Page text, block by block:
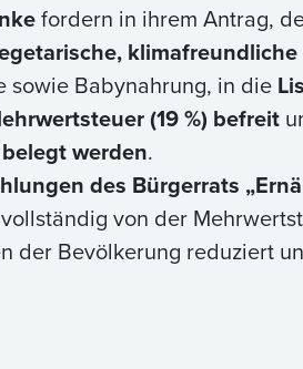
fordern in ihrem Antrag,
sowie Babynahrung, in die
(19 %) befreit
werden.
des Bürgerrats
von der
der Bevölkerung reduziert